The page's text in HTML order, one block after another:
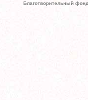
Благотворительный